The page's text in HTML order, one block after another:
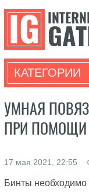
КАТЕГОРИИ
УМНАЯ
ПРИ ПОМОЩИ
17 мая 2021, 22:55
Бинты необходимо